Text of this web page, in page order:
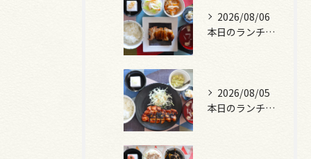
2026/08/06
本日のランチは、照焼きチキン！
2026/08/05
本日のランチは、ロース豚カツ梅はさみ！